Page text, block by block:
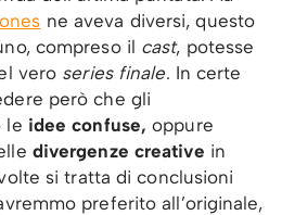
ne aveva diversi, questo
compreso il cast, potesse
vero series finale. In certe
però che gli
le idee confuse,oppure
divergenze creative in
si tratta di conclusioni
preferito all’originale,